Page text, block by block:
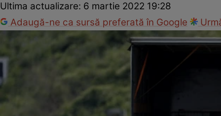
Ultima actualizare: 6 martie 2022 19:28
Adaugă-ne ca sursă preferată în Google